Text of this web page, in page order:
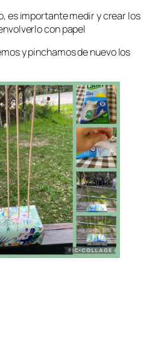
es importante medir y crear los
con papel
y pinchamos de nuevo los